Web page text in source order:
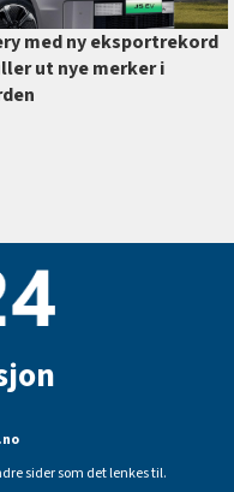
med ny eksportrekord
ut nye merker i
sider som det lenkes til.